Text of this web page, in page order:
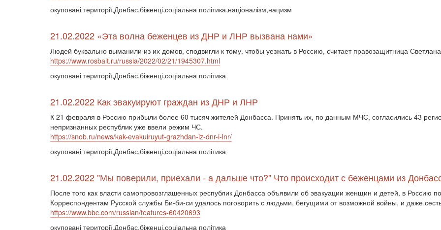
окуповані території,Донбас,біженці,соціальна політика,націоналізм,нацизм
21.02.2022 «Эта волна беженцев из ДНР и ЛНР вызвана нами»
Людей буквально выманили из их домов, сподвигли к тому, чтобы уезжать в Россию, считает правозащитница
https://www.rosbalt.ru/russia/2022/02/21/1945307.html
окуповані території,Донбас,біженці,соціальна політика
21.02.2022 Как эвакуируют граждан из ДНР и ЛНР
К 21 февраля в Россию прибыли более 60 тысяч жителей Донбасса. Принять их, по данным МЧС, согласились 43
непризнанных республик уже ввели режим ЧС.
https://snob.ru/news/kak-evakuiruyut-grazhdan-iz-dnr-i-lnr/
окуповані території,Донбас,біженці,соціальна політика
21.02.2022 "Мы поверили, приехали - а дальше что?" Что происходит с беженцами из
После того как власти самопровозглашенных республик Донбасса объявили об эвакуации женщин и детей, в Россию
Корреспондентам Русской службы Би-би-си удалось поговорить с людьми, бегущими от возможной войны, и даже
https://www.bbc.com/russian/features-60420693
окуповані території,Донбас,біженці,соціальна політика